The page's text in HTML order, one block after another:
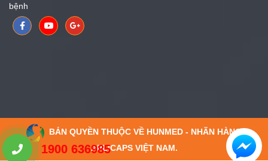
bệnh
BẢN QUYỀN THUỘC VỀ HUNMED - NHÃN HÀNG
APLICAPS VIỆT NAM.
1900 636985